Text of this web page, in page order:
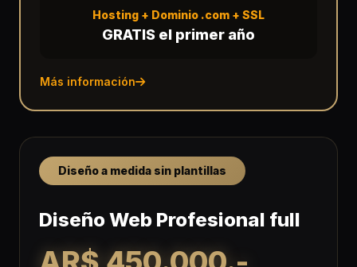
Hosting + Dominio .com + SSL
GRATIS el primer año
Más información
Diseño a medida sin plantillas
Diseño Web Profesional full